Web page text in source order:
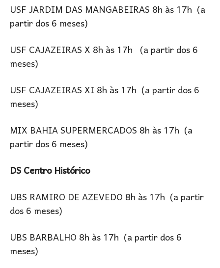
USF JARDIM DAS MANGABEIRAS 8h às 17h (a
partir dos 6 meses)
USF CAJAZEIRAS X 8h às 17h (a partir dos 6
meses)
USF CAJAZEIRAS XI 8h às 17h (a partir dos 6
meses)
MIX BAHIA SUPERMERCADOS 8h às 17h (a
partir dos 6 meses)
DS Centro Histórico
UBS RAMIRO DE AZEVEDO 8h às 17h (a partir
dos 6 meses)
UBS BARBALHO 8h às 17h (a partir dos 6
meses)